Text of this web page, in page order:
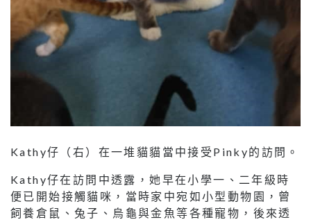
Kathy仔（右）在一堆貓貓當中接受Pinky的訪問。
Kathy仔在訪問中透露，她早在小學一、二年級時
便已開始接觸貓咪，當時家中宛如小型動物園，曾
飼養倉鼠、兔子、烏龜與金魚等各種寵物，後來透